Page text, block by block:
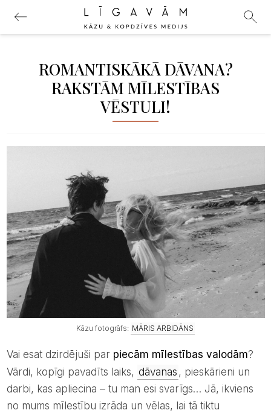
ROMANTISKĀKĀ DĀVANA?
RAKSTĀM MĪLESTĪBAS
VĒSTULI!
Kāzu fotogrāfs: MĀRIS ARBIDĀNS
Vai esat dzirdējuši par piecām mīlestības valodām?
Vārdi, kopīgi pavadīts laiks, dāvanas , pieskārieni un
darbi, kas apliecina – tu man esi svarīgs… Jā, ikviens
no mums mīlestību izrāda un vēlas, lai tā tiktu